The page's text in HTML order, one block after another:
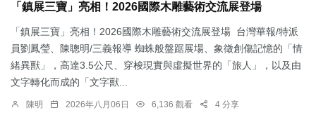
「鎮展三寶」亮相！2026國際木雕藝術交流展登場
「鎮展三寶」亮相！2026國際木雕藝術交流展登場 台灣華報/特派
員劉鳳瑩、陳聰明/三義報導 蜘蛛般盤踞展場、象徵創傷記憶的「情
緒異獸」，高達3.5公尺、穿梭現實與虛擬世界的「旅人」，以及由
文字轉化而成的「文字獸...
陳明 2026年八月06日 6,136 觀看 4 分享